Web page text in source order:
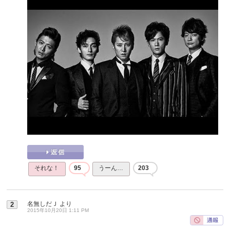
それな！ 95 うーん… 203
2 名無しだＪ より
2015年10月20日 1:11 PM